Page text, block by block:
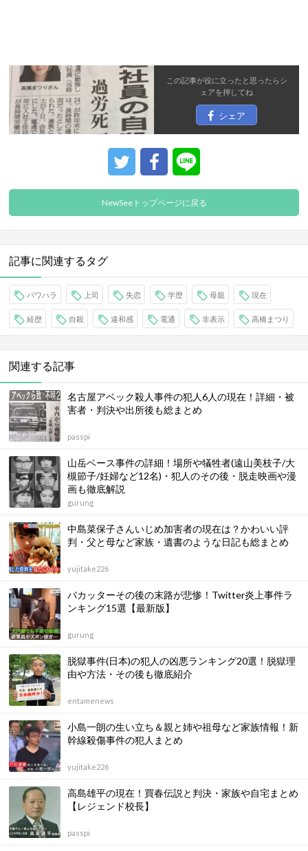
この記事が役に立ったと思ったらシ
ェアを押してね
シェア
NewSeeトップページに戻る
記事に関連するタグ
パワハラ 上司 失恋 学歴 母親 現在
経歴 自殺 違和感 電通 非表示 高橋まつり
関連する記事
名古屋アベック殺人事件の犯人6人の現在！詳細・被
害者・判決や出所後も総まとめ
passpi
山岳ベース事件の詳細！場所や犠牲者(遠山美枝子/大
槻節子/妊婦など12名)・犯人のその後・脱走映画や漫
画も徹底解説
gurung
中島菜保子さんいじめ加害者の現在は？かわいい評
判・父と母など家族・遺書のような日記も総まとめ
yujitake226
バカッターその後の末路が悲惨！Twitter炎上事件ラ
ンキング15選【最新版】
gurung
脱獄事件(日本)の犯人の凶悪ランキング20選！脱獄理
由や方法・その後も徹底紹介
entamenews
小島一朗の生い立ち＆親と姉や祖母など家族情報！新
幹線殺傷事件の犯人まとめ
yujitake226
高島雄平の現在！買春伝説と判決・家族や自宅まとめ
【レジェンド校長】
passpi